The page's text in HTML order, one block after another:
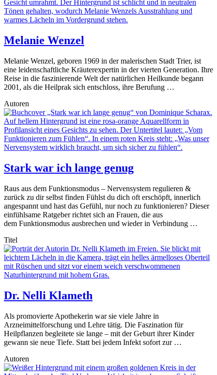
Melanie Wenzel
Melanie Wenzel, geboren 1969 in der malerischen Stadt Trier, ist
eine leidenschaftliche Kräuterexpertin in der vierten Generation. Ihre
Reise in die faszinierende Welt der natürlichen Heilkunde begann
2001, als die Heilprak sich entschloss, ihre Berufung …
Autoren
Stark war ich lange genug
Raus aus dem Funktionsmodus – Nervensystem regulieren &
zurück zu dir selbst finden Fühlst du dich oft erschöpft, innerlich
angespannt und hast das Gefühl, nur noch zu funktionieren? Dieser
einfühlsame Ratgeber richtet sich an Frauen, die aus
dem Funktionsmodus ausbrechen und wieder in Verbindung …
Titel
Dr. Nelli Klameth
Als promovierte Apothekerin war sie viele Jahre in
Arzneimittelforschung und Lehre tätig. Die Faszination für
Heilpflanzen begleitete sie lange – mit der Geburt ihrer Kinder
gewann sie neue Tiefe. Statt bei jedem Infekt sofort zur …
Autoren